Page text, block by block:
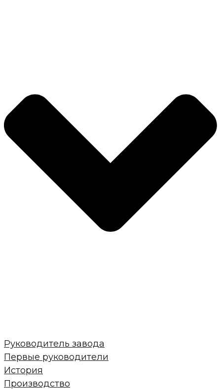
Руководитель завода
Первые руководители
История
Производство